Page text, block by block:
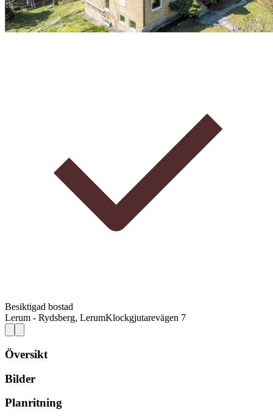
Besiktigad bostad
Lerum - Rydsberg, LerumKlockgjutarevägen 7
Översikt
Bilder
Planritning